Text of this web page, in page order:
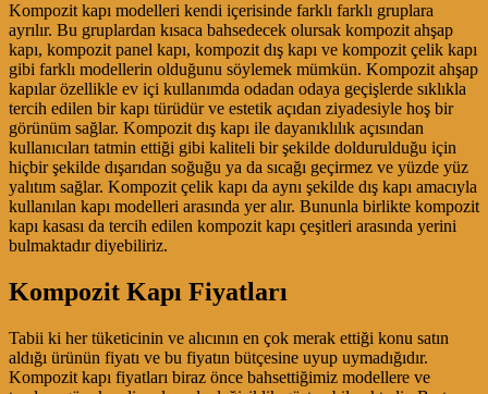
Kompozit kapı modelleri kendi içerisinde farklı farklı gruplara
ayrılır. Bu gruplardan kısaca bahsedecek olursak kompozit ahşap
kapı, kompozit panel kapı, kompozit dış kapı ve kompozit çelik kapı
gibi farklı modellerin olduğunu söylemek mümkün. Kompozit ahşap
kapılar özellikle ev içi kullanımda odadan odaya geçişlerde sıklıkla
tercih edilen bir kapı türüdür ve estetik açıdan ziyadesiyle hoş bir
görünüm sağlar. Kompozit dış kapı ile dayanıklılık açısından
kullanıcıları tatmin ettiği gibi kaliteli bir şekilde doldurulduğu için
hiçbir şekilde dışarıdan soğuğu ya da sıcağı geçirmez ve yüzde yüz
yalıtım sağlar. Kompozit çelik kapı da aynı şekilde dış kapı amacıyla
kullanılan kapı modelleri arasında yer alır. Bununla birlikte kompozit
kapı kasası da tercih edilen kompozit kapı çeşitleri arasında yerini
bulmaktadır diyebiliriz.
Kompozit Kapı Fiyatları
Tabii ki her tüketicinin ve alıcının en çok merak ettiği konu satın
aldığı ürünün fiyatı ve bu fiyatın bütçesine uyup uymadığıdır.
Kompozit kapı fiyatları biraz önce bahsettiğimiz modellere ve